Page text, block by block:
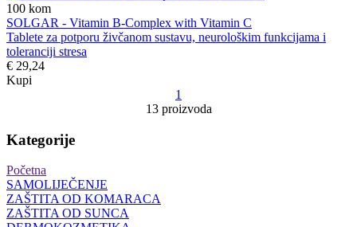
100 kom
SOLGAR - Vitamin B-Complex with Vitamin C
Tablete za potporu živčanom sustavu, neurološkim funkcijama i
toleranciji stresa
€ 29,24
Kupi
1
13 proizvoda
Kategorije
Početna
SAMOLIJEČENJE
ZAŠTITA OD KOMARACA
ZAŠTITA OD SUNCA